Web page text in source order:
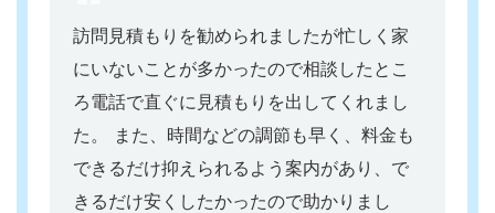
訪問見積もりを勧められましたが忙しく家
にいないことが多かったので相談したとこ
ろ電話で直ぐに見積もりを出してくれまし
た。 また、時間などの調節も早く、料金も
できるだけ抑えられるよう案内があり、で
きるだけ安くしたかったので助かりまし